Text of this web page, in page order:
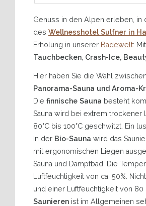
Genuss in den Alpen erleben, in
des Wellnesshotel Sulfner in
Erholung in unserer Badewelt: Mit
Tauchbecken Crash-Ice,
Hier haben Sie die Wahl
Panorama-Sauna und Aroma-
Die finnische Sauna besteht
Sauna wird bei extrem trockener
80°C bis 100°C geschwitzt. Ein
In der Bio-Sauna wird das
mit ergonomischen Liegen
Sauna und Dampfbad. Die
Luftfeuchtigkeit von ca. 50%.
und einer Luftfeuchtigkeit von 80
Saunieren ist im Allgemeinen